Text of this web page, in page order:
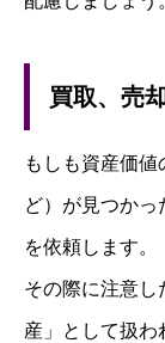
買取、売
もしも資産価
ど）が見つか
を依頼します。
その際に注意し
産」として扱わ